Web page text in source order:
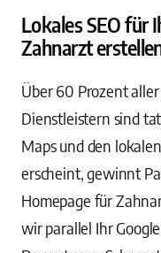
Lokales SEO für
Zahnarzt
Über 60 Prozent
Dienstleistern sind
Maps und den
erscheint, gewinnt
Homepage für
wir parallel Ihr